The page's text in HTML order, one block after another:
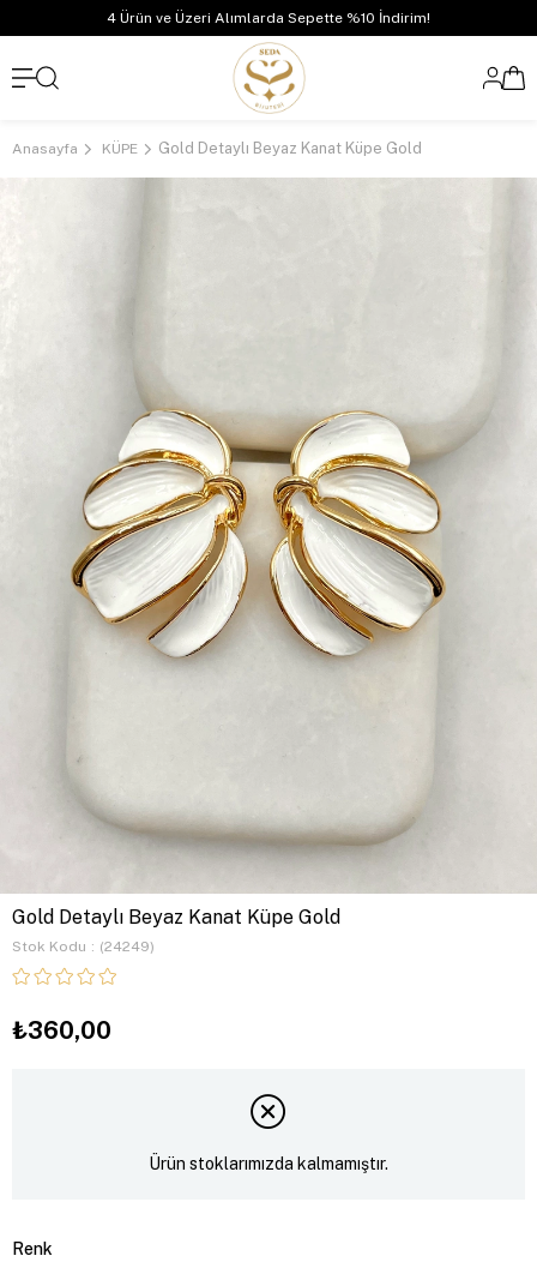
4 Ürün ve Üzeri Alımlarda Sepette %10 İndirim!
Anasayfa KÜPE Gold Detaylı Beyaz Kanat Küpe Gold
Gold Detaylı Beyaz Kanat Küpe Gold
Stok Kodu (24249)
₺360,00
Ürün stoklarımızda kalmamıştır.
Renk